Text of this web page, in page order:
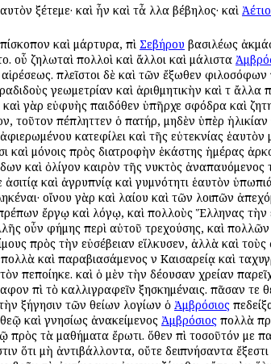
ἐξέτεμε· καὶ ἦν καὶ τἆ λλα βέβηλος· καὶ
καὶ μάρτυρα, ἐπὶ Σεβήρου βασιλέως
οὗ ζηλωταὶ πολλοὶ καὶ ἄλλοι καὶ μάλιστα
αἱρέσεως. πλεῖστοι δὲ καὶ τῶν ἔξωθεν
γεωμετρίαν καὶ ἀριθμητικὴν καὶ τ
γὰρ εὐφυὴς παιδόθεν ὑπῆρχε σφόδρα καὶ
τοῦτον ἐπέπληττεν ὁ πατήρ, μηδὲν ὑπὲρ
κατεφίλει καὶ τῆς εὐτεκνίας ἑαυτὸν
μόνοις πρὸς διατροφὴν ἑκάστης ἡμέρας
καὶ ὀλίγον καιρὸν τῆς νυκτὸς
τε ἀσιτίᾳ καὶ ἀγρυπνίᾳ καὶ γυμνότητι ἑαυτὸν
οἴνου γὰρ καὶ ἐλαίου καὶ τῶν λοιπῶν
ἔργῳ καὶ λόγῳ, καὶ πολλοὺς Ἕλληνας τὴν
οὖν φήμης περὶ αὐτοῦ τρεχούσης, καὶ
πρὸς τὴν εὐσέβειαν εἵλκυσεν, ἀλλὰ καὶ
πολλὰ καὶ παραβιασάμενος ἐν Καισαρείᾳ καὶ
πεποίηκε. καὶ ὁ μὲν τὴν δέουσαν χρείαν
ἐπὶ τὸ καλλιγραφεῖν ἐξησκημέναις. πᾶσαν τε
ἐξήγησιν τῶν θείων λογίων ὁ Ἀμβρόσιος
καὶ γνησίως ἀνακείμενος Ἀμβρόσιος πολλὰ
πρὸς τὰ μαθήματα ἔρωτι. ὅθεν ἐπὶ τοσοῦτόν
ὅτι μὴ ἀντιβάλλοντα, οὔτε δειπνήσαντα